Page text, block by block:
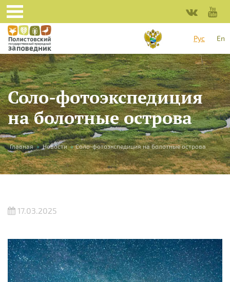
Перейти к основному содержанию
Рус
En
Соло-фотоэкспедиция
на болотные острова
Вы здесь
Главная » Новости » Соло-фотоэкспедиция на болотные острова
17.03.2025